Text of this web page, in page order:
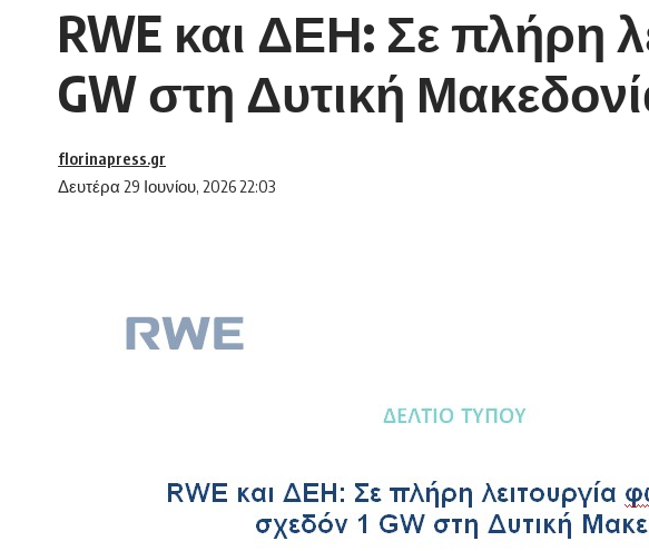
RWE και ΔΕΗ: Σε πλήρη
GW στη Δυτική
Δευτέρα 29 Ιουνίου, 2026 22:03
florinapress.gr